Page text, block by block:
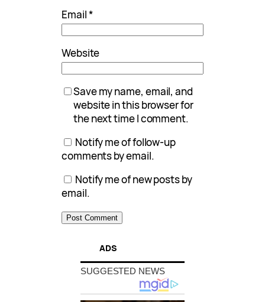
Email*
Website
Save my name, email, and
website in this browser for
the next time I comment.
Notify me of follow-up
comments by email.
Notify me of new posts by
email.
ADS